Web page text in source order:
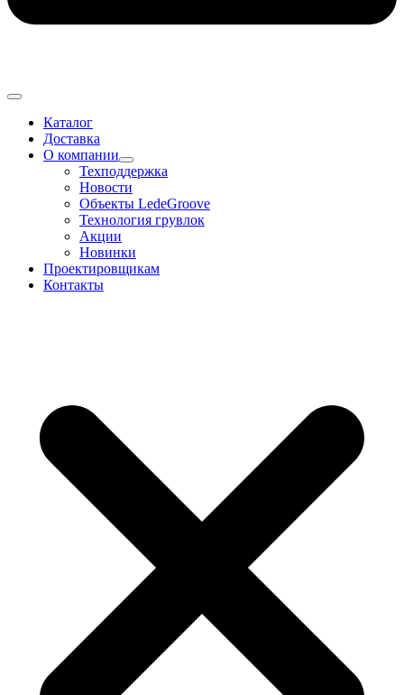
Каталог
Доставка
О компании
Техподдержка
Новости
Объекты LedeGroove
Технология грувлок
Акции
Новинки
Проектировщикам
Контакты